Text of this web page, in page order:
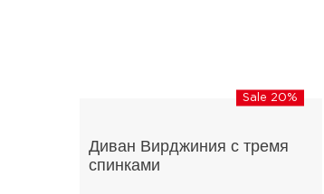
Sale 20%
Диван Вирджиния с тремя
спинками